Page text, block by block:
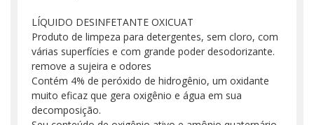
LÍQUIDO DESINFETANTE OXICUAT
Produto de limpeza para detergentes, sem cloro, com
várias superfícies e com grande poder desodorizante.
remove a sujeira e odores
Contém 4% de peróxido de hidrogênio, um oxidante
muito eficaz que gera oxigênio e água em sua
decomposição.